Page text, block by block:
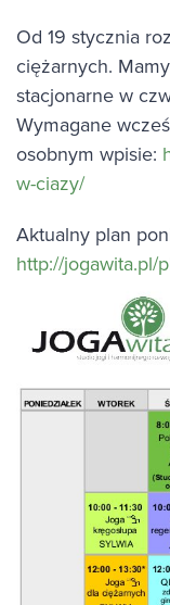
Od 19 stycznia
ciężarnych.
stacjonarne w
Wymagane
osobnym wpisie:
w-ciazy/
Aktualny plan
http://jogawita.pl/